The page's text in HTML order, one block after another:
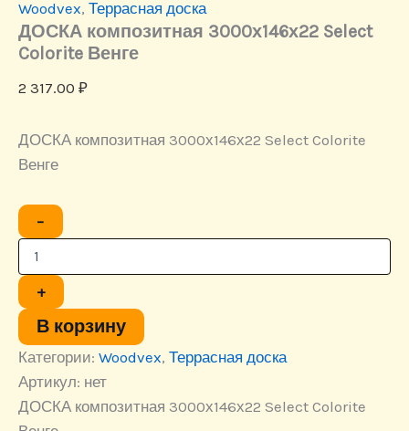
Woodvex, Террасная доска
ДОСКА композитная 3000х146х22 Select
Colorite Венге
2 317.00 ₽
ДОСКА композитная 3000х146х22 Select Colorite
Венге
−
Количество
товара
3000х146х22
Select
Colorite
Венге
+
В корзину
Категории: Woodvex, Террасная доска
Артикул: нет
ДОСКА композитная 3000х146х22 Select Colorite